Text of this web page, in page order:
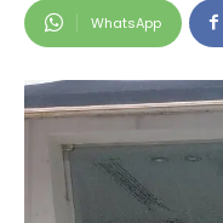
WhatsApp